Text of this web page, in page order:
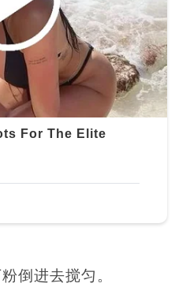
倒进去搅匀。